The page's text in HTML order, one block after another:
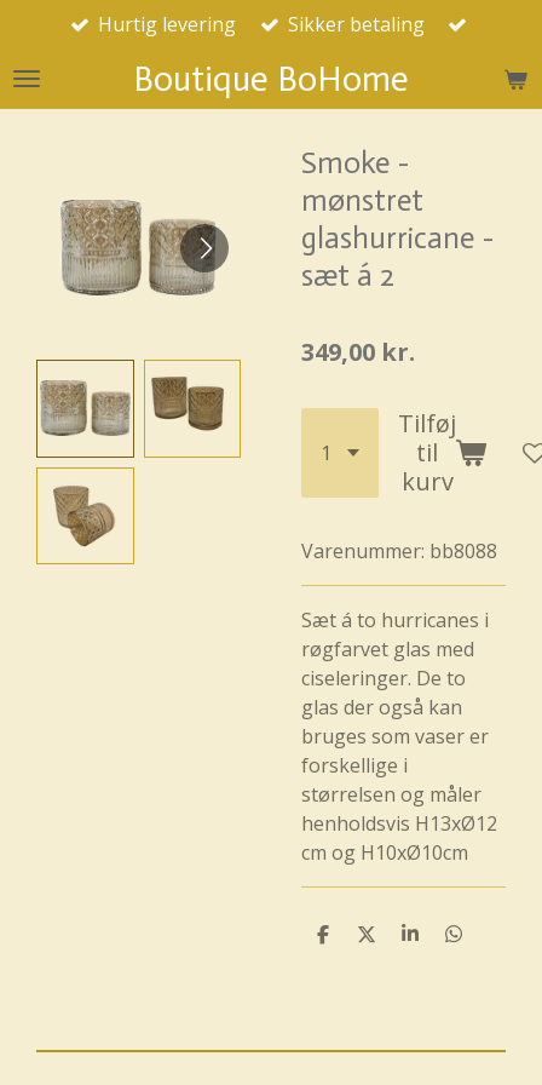
Spring
hovedindhold Boutique BoHome
Hurtig levering Sikker betaling
Smoke -
mønstret
glashurricane -
sæt á 2
349,00 kr.
Tilføj
til
kurv
Varenummer: bb8088
Sæt á to hurricanes i
røgfarvet glas med
ciseleringer. De to
glas der også kan
bruges som vaser er
forskellige i
størrelsen og måler
henholdsvis H13xØ12
cm og H10xØ10cm
D
D
D
D